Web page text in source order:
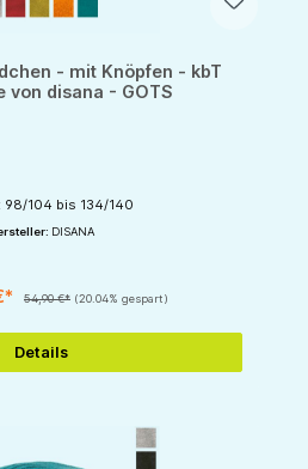
- mit Knöpfen - kbT
von disana - GOTS
98/104 bis 134/140
DISANA
54,90 €* (20.04% gespart)
Details